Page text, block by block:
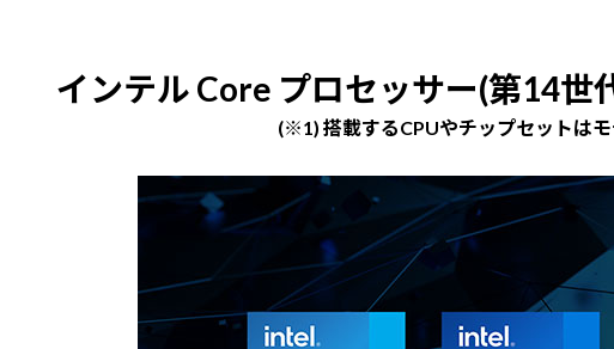
インテル Core プロセッサー(第14
(※1) 搭載するCPUやチップセットは